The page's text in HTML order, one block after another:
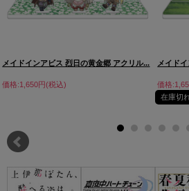
メイドインアビス 烈日の黄金郷 アクリル...
価格:1,650円(税込)
メイド
価格
在庫切